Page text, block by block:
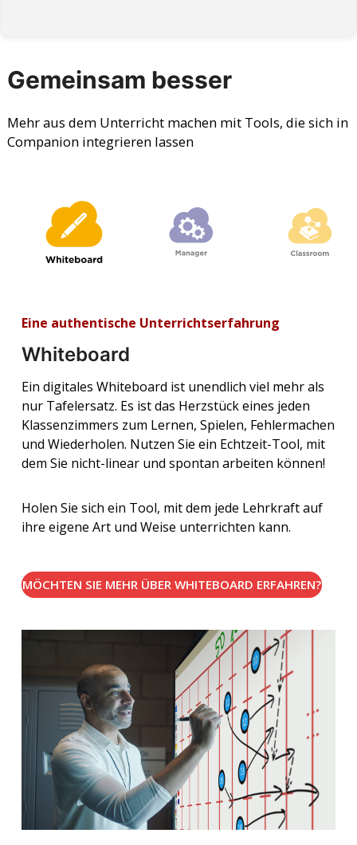
Gemeinsam besser
Mehr aus dem Unterricht machen mit Tools, die sich in
Companion integrieren lassen
Eine authentische Unterrichtserfahrung
Whiteboard
Ein digitales Whiteboard ist unendlich viel mehr als
nur Tafelersatz. Es ist das Herzstück eines jeden
Klassenzimmers zum Lernen, Spielen, Fehlermachen
und Wiederholen. Nutzen Sie ein Echtzeit-Tool, mit
dem Sie nicht-linear und spontan arbeiten können!
Holen Sie sich ein Tool, mit dem jede Lehrkraft auf
ihre eigene Art und Weise unterrichten kann.
MÖCHTEN SIE MEHR ÜBER WHITEBOARD ERFAHREN?
Manager
Jedes Display in einer Schule ist Teil eines größeren
Ökosystems. Die Wartung und Verwaltung jedes
einzelnen technischen Geräts ist jedoch für alle
Beteiligten mit einem enormen Zeitaufwand
verbunden.
über ein einziges Dashboard überall im Netzwerk
auf die Displays zugreifen, sie aktualisieren und
steuern.
MÖCHTEN SIE MEHR ÜBER MYVIEWBOARD MANAGER
Ein Klassenzimmer ohne Grenzen
Classroom
Ein Klassenzimmer ist der klassische Ort, an dem
Lernen stattfindet. Mit myViewBoard Classroom
kann jetzt jeder Ort zum Klassenzimmer werden und
Lehrende und Lernende zusammenzubringen - egal
wo sie sich befinden.
Hier ist das Tool, mit dem das möglich ist.
MÖCHTEN SIE MEHR ÜBER CLASSROOM ERFAHREN?